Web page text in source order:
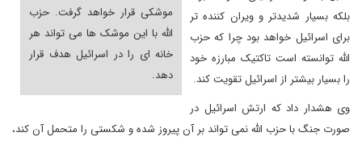
موشکی قرار خواهد گرفت. حزب
الله با این موشک ها می تواند هر
خانه ای را در اسرائیل هدف قرار
دهد.
بلکه بسیار شدیدتر و ویران کننده تر
برای اسرائیل خواهد بود چرا که حزب
الله توانسته است تاکتیک مبارزه خود
را بسیار بیشتر از اسرائیل تقویت کند.
وی هشدار داد که ارتش اسرائیل در
صورت جنگ با حزب الله نمی تواند بر آن پیروز شده و شکستی را متحمل آن کند،